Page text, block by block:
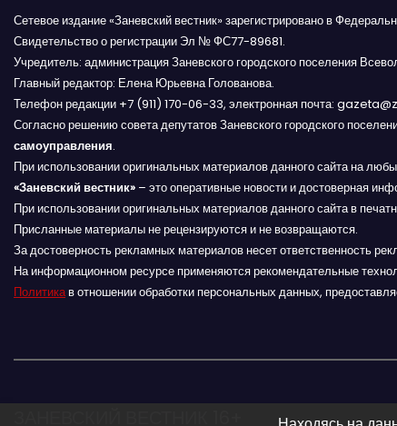
ц
и
я
п
о
з
а
п
с
я
Сетевое издание «Заневский вестник» зарегистрировано в
Свидетельство о регистрации Эл № ФС77-89681.
Учредитель: администрация Заневского городского поселения
Главный редактор: Елена Юрьевна Голованова.
Телефон редакции +7 (911) 170-06-33, электронная почта:
Согласно решению совета депутатов Заневского городского
самоуправления.
При использовании оригинальных материалов данного сайта на
«Заневский вестник» – это оперативные новости и достоверная
При использовании оригинальных материалов данного сайта в
Присланные материалы не рецензируются и не возвращаются.
За достоверность рекламных материалов несет ответственность
На информационном ресурсе применяются рекомендательные
Политикав отношении обработки персональных данных,